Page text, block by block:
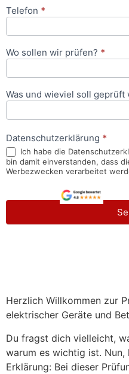
Telefon *
Wo sollen wir prüfen? *
Was und wieviel soll geprüft
Datenschutzerklärung *
Ich habe die
bin damit einverstanden, dass
Werbezwecken verarbeitet
Herzlich Willkommen zur
elektrischer Geräte und
Du fragst dich vielleicht,
warum es wichtig ist. Nun,
Erklärung: Bei dieser